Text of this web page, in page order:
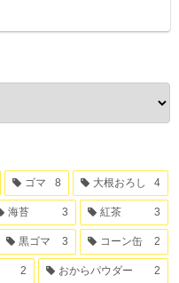
ゴマ 8 大根おろし 4
海苔 3 紅茶 3
黒ゴマ 3 コーン缶 2
2 おからパウダー 2